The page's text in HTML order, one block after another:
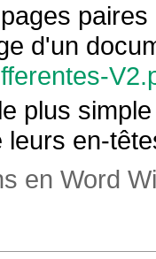
d'un
le plus
leurs en-
en Word